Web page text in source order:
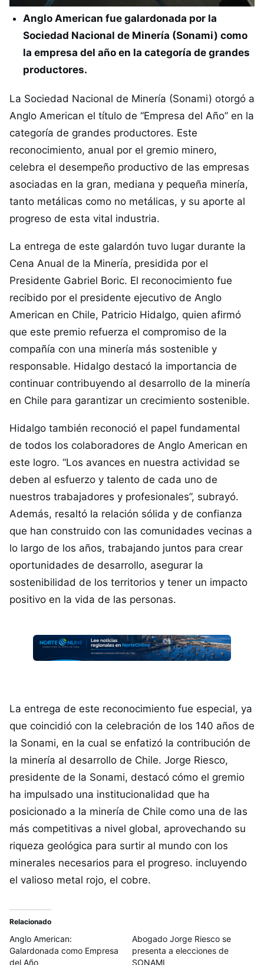
Anglo American fue galardonada por la
Sociedad Nacional de Minería (Sonami) como
la empresa del año en la categoría de grandes
productores.
La Sociedad Nacional de Minería (Sonami) otorgó a
Anglo American el título de “Empresa del Año” en la
categoría de grandes productores. Este
reconocimiento, anual por el gremio minero,
celebra el desempeño productivo de las empresas
asociadas en la gran, mediana y pequeña minería,
tanto metálicas como no metálicas, y su aporte al
progreso de esta vital industria.
La entrega de este galardón tuvo lugar durante la
Cena Anual de la Minería, presidida por el
Presidente Gabriel Boric. El reconocimiento fue
recibido por el presidente ejecutivo de Anglo
American en Chile, Patricio Hidalgo, quien afirmó
que este premio refuerza el compromiso de la
compañía con una minería más sostenible y
responsable. Hidalgo destacó la importancia de
continuar contribuyendo al desarrollo de la minería
en Chile para garantizar un crecimiento sostenible.
Hidalgo también reconoció el papel fundamental
de todos los colaboradores de Anglo American en
este logro. “Los avances en nuestra actividad se
deben al esfuerzo y talento de cada uno de
nuestros trabajadores y profesionales”, subrayó.
Además, resaltó la relación sólida y de confianza
que han construido con las comunidades vecinas a
lo largo de los años, trabajando juntos para crear
oportunidades de desarrollo, asegurar la
sostenibilidad de los territorios y tener un impacto
positivo en la vida de las personas.
La entrega de este reconocimiento fue especial, ya
que coincidió con la celebración de los 140 años de
la Sonami, en la cual se enfatizó la contribución de
la minería al desarrollo de Chile. Jorge Riesco,
presidente de la Sonami, destacó cómo el gremio
ha impulsado una institucionalidad que ha
posicionado a la minería de Chile como una de las
más competitivas a nivel global, aprovechando su
riqueza geológica para surtir al mundo con los
minerales necesarios para el progreso. incluyendo
el valioso metal rojo, el cobre.
Relacionado
Anglo American:
Galardonada como Empresa
del Año
Abogado Jorge Riesco se
presenta a elecciones de
SONAMI